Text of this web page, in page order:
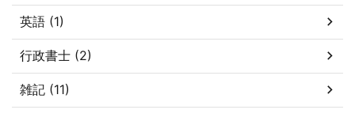
英語 (1)
行政書士 (2)
雑記 (11)